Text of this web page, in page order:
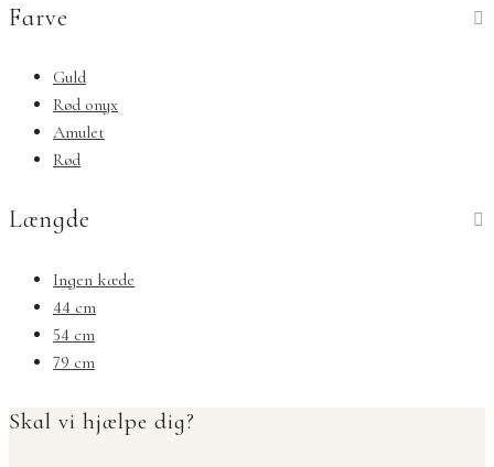
Farve
Guld
Rød onyx
Amulet
Rød
Længde
Ingen kæde
44 cm
54 cm
79 cm
Skal vi hjælpe dig?